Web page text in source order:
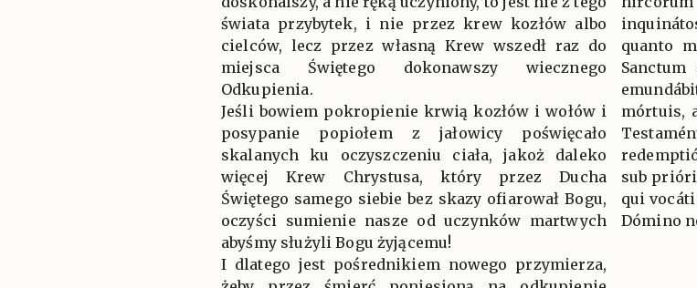
świata przybytek, i nie przez krew kozłów albo
cielców, lecz przez własną Krew wszedł raz do
miejsca Świętego dokonawszy wiecznego
Odkupienia.
Jeśli bowiem pokropienie krwią kozłów i wołów i
posypanie popiołem z jałowicy poświęcało
skalanych ku oczyszczeniu ciała, jakoż daleko
więcej Krew Chrystusa, który przez Ducha
Świętego samego siebie bez skazy ofiarował Bogu,
oczyści sumienie nasze od uczynków martwych
abyśmy służyli Bogu żyjącemu!
I dlatego jest pośrednikiem nowego przymierza,
quanto
mórtuis,
sub
qui
Dómino